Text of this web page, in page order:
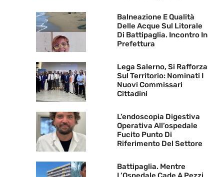
Balneazione E Qualità
Delle Acque Sul Litorale
Di Battipaglia. Incontro In
Prefettura
Lega Salerno, Si Rafforza
Sul Territorio: Nominati I
Nuovi Commissari
Cittadini
L’endoscopia Digestiva
Operativa All’ospedale
Fucito Punto Di
Riferimento Del Settore
Battipaglia. Mentre